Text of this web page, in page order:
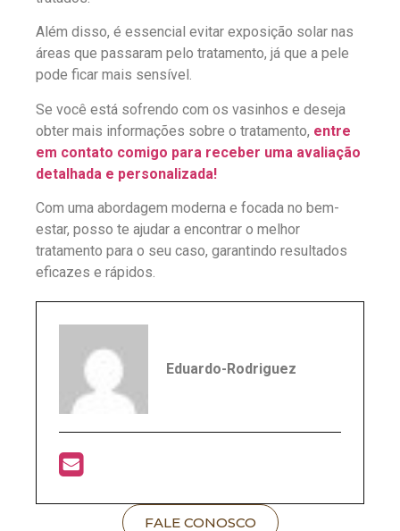
Além disso, é essencial evitar exposição solar nas
áreas que passaram pelo tratamento, já que a pele
pode ficar mais sensível.
Se você está sofrendo com os vasinhos e deseja
obter mais informações sobre o tratamento, entre
em contato comigo para receber uma avaliação
detalhada e personalizada!
Com uma abordagem moderna e focada no bem-
estar, posso te ajudar a encontrar o melhor
tratamento para o seu caso, garantindo resultados
eficazes e rápidos.
Eduardo-Rodriguez
Trabalho incansavelmente para garantir que
FALE CONOSCO